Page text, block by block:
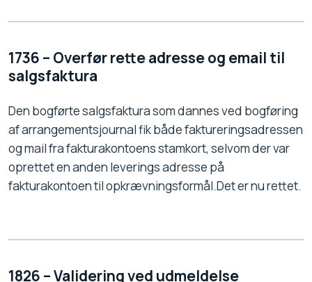
1736 – Overfør rette adresse og email til
salgsfaktura
Den bogførte salgsfaktura som dannes ved bogføring
af arrangementsjournal fik både faktureringsadressen
og mail fra fakturakontoens stamkort, selvom der var
oprettet en anden leverings adresse på
fakturakontoen til opkrævningsformål.Det er nu rettet.
1826 – Validering ved udmeldelse